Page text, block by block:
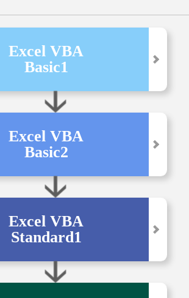
Excel VBA
Basic1
Excel VBA
Basic2
Excel VBA
Standard1